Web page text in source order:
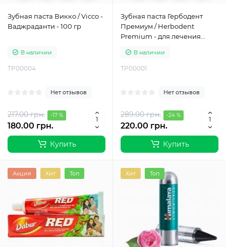
Зубная паста Викко / Vicco -
Ваджраданти - 100 гр
В наличии
TP00004
Нет отзывов
217.00 грн. -17 %
180.00 грн.
Купить
Зубная паста Гербодент
Премиум / Herbodent
Premium - для лечения
рта - Джайкаран - 100 гр
В наличии
TP00001
Нет отзывов
289.00 грн. -24 %
220.00 грн.
Купить
Акция Хит Топ Хит Топ